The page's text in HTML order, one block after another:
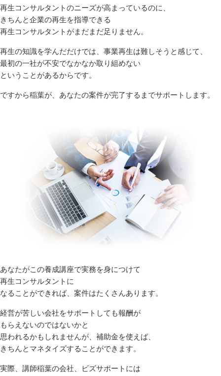
再生コンサルタントのニーズが高まっているのに、
きちんと企業の再生を指導できる
再生コンサルタントがまだまだ足りません。
再生の知識を学んだだけでは、事業再生は難しそうと感じて、
最初の一社が不安でなかなか取り組めない
ということがあるからです。
ですから稲葉が、あなたの案件が完了するまでサポートします。
あなたがこの養成講座で実務を身につけて
再生コンサルタントに
なることができれば、案件はたくさんあります。
経営が苦しい会社をサポートしても報酬が
もらえないのではないかと
思われるかもしれませんが、補助金を使えば、
きちんとマネタイズすることができます。
実際、講師稲葉の会社、ビズサポートには